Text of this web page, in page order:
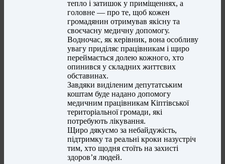
тепло і затишок у приміщеннях, а
головне — про те, щоб кожен
громадянин отримував якісну та
своєчасну медичну допомогу.
Водночас, як керівник, вона особливу
увагу приділяє працівникам і щиро
переймається долею кожного, хто
опинився у складних життєвих
обставинах.
Завдяки виділеним депутатським
коштам буде надано допомогу
медичним працівникам Кіптівської
територіальної громади, які
потребують лікування.
Щиро дякуємо за небайдужість,
підтримку та реальні кроки назустріч
тим, хто щодня стоїть на захисті
здоров’я людей.